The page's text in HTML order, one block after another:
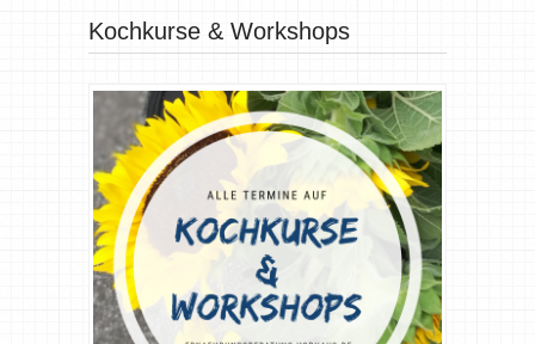
Kochkurse & Workshops